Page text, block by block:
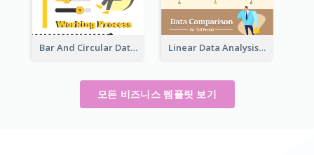
Bar And Circular Data Analysis Linear Data Analysis Comparison
모든 비즈니스 템플릿 보기